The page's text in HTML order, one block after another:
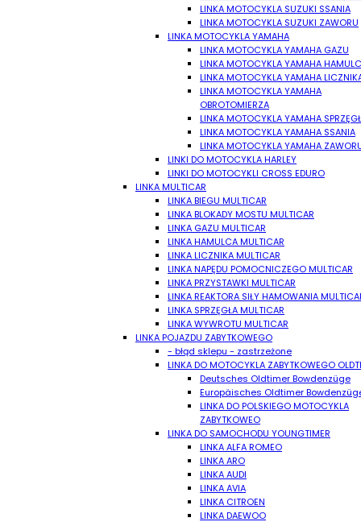
LINKA MOTOCYKLA SUZUKI SSANIA
LINKA MOTOCYKLA SUZUKI ZAWORU
LINKA MOTOCYKLA YAMAHA
LINKA MOTOCYKLA YAMAHA GAZU
LINKA MOTOCYKLA YAMAHA
LINKA MOTOCYKLA YAMAHA
LINKA MOTOCYKLA YAMAHA
OBROTOMIERZA
LINKA MOTOCYKLA YAMAHA
LINKA MOTOCYKLA YAMAHA SSANIA
LINKA MOTOCYKLA YAMAHA
LINKI DO MOTOCYKLA HARLEY
LINKI DO MOTOCYKLI CROSS EDURO
LINKA MULTICAR
LINKA BIEGU MULTICAR
LINKA BLOKADY MOSTU MULTICAR
LINKA GAZU MULTICAR
LINKA HAMULCA MULTICAR
LINKA LICZNIKA MULTICAR
LINKA NAPĘDU POMOCNICZEGO MULTICAR
LINKA PRZYSTAWKI MULTICAR
LINKA REAKTORA SIŁY HAMOWANIA
LINKA SPRZĘGŁA MULTICAR
LINKA WYWROTU MULTICAR
LINKA POJAZDU ZABYTKOWEGO
- błąd sklepu - zastrzeżone
LINKA DO MOTOCYKLA ZABYTKOWEGO
Deutsches Oldtimer Bowdenzüge
Europäisches Oldtimer
LINKA DO POLSKIEGO MOTOCYKLA
ZABYTKOWEO
LINKA DO SAMOCHODU YOUNGTIMER
LINKA ALFA ROMEO
LINKA ARO
LINKA AUDI
LINKA AVIA
LINKA CITROEN
LINKA DAEWOO